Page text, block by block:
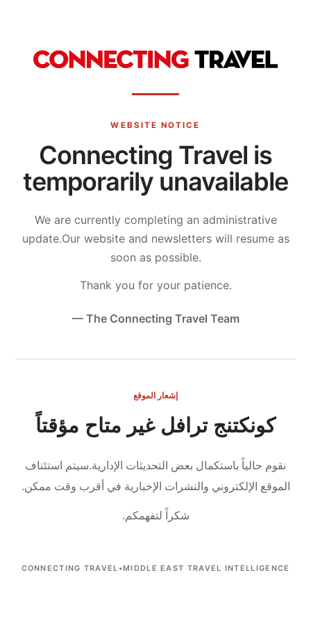
WEBSITE NOTICE
Connecting Travel is
temporarily unavailable
We are currently completing an administrative
update.Our website and newsletters will resume as
soon as possible.
Thank you for your patience.
— The Connecting Travel Team
إشعار الموقع
كونكتنج ترافل غير متاح مؤقتاً
نقوم حالياً باستكمال بعض التحديثات الإدارية.سيتم استئناف
الموقع الإلكتروني والنشرات الإخبارية في أقرب وقت ممكن.
شكراً لتفهمكم.
CONNECTING TRAVEL •MIDDLE EAST TRAVEL INTELLIGENCE